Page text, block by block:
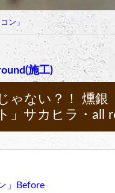
ン」
施工)
ゃない？！ 燻銀
」サカヒラ・all
」Before